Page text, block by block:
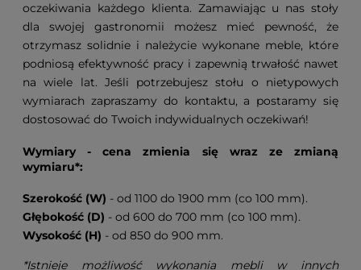
oczekiwania każdego klienta. Zamawiając u nas stoły
dla swojej gastronomii możesz mieć pewność, że
otrzymasz solidnie i należycie wykonane meble, które
podniosą efektywność pracy i zapewnią trwałość nawet
na wiele lat. Jeśli potrzebujesz stołu o nietypowych
wymiarach zapraszamy do kontaktu, a postaramy się
dostosować do Twoich indywidualnych oczekiwań!
Wymiary - cena zmienia się wraz ze zmianą
wymiaru*:
Szerokość (W) - od 1100 do 1900 mm (co 100 mm).
Głębokość (D) - od 600 do 700 mm (co 100 mm).
Wysokość (H) - od 850 do 900 mm.
*Istnieje możliwość wykonania mebli w innych